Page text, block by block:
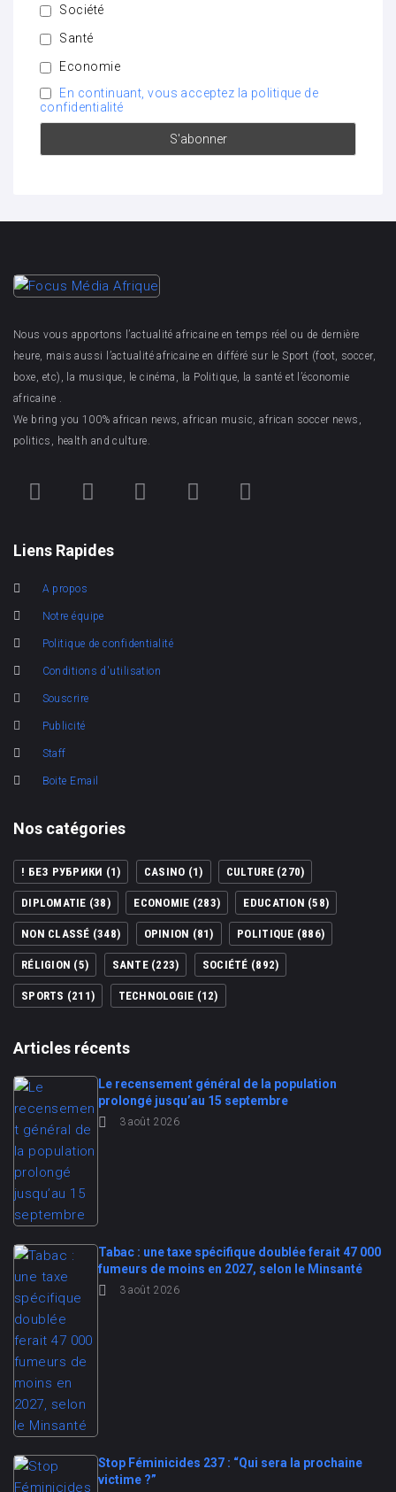
Société
Santé
Economie
En continuant, vous acceptez la politique de
confidentialité
Nous vous apportons l’actualité africaine en temps réel ou de dernière
heure, mais aussi l’actualité africaine en différé sur le Sport (foot, soccer,
boxe, etc), la musique, le cinéma, la Politique, la santé et l’économie
africaine .
We bring you 100% african news, african music, african soccer news,
politics, health and culture.
Liens Rapides
A propos
Notre équipe
Politique de confidentialité
Conditions d'utilisation
Souscrire
Publicité
Staff
Boite Email
Nos catégories
! БЕЗ РУБРИКИ (1) CASINO (1) CULTURE(270)
DIPLOMATIE (38) ECONOMIE (283) EDUCATION (58)
NON CLASSÉ (348) OPINION (81) POLITIQUE (886)
RÉLIGION (5) SANTE(223) SOCIÉTÉ (892)
SPORTS (211) TECHNOLOGIE (12)
Articles récents
Le recensement général de la population
prolongé jusqu’au 15 septembre
3 août 2026
Tabac : une taxe spécifique doublée ferait 47 000
fumeurs de moins en 2027, selon le Minsanté
3 août 2026
Stop Féminicides 237 : “Qui sera la prochaine
victime ?”